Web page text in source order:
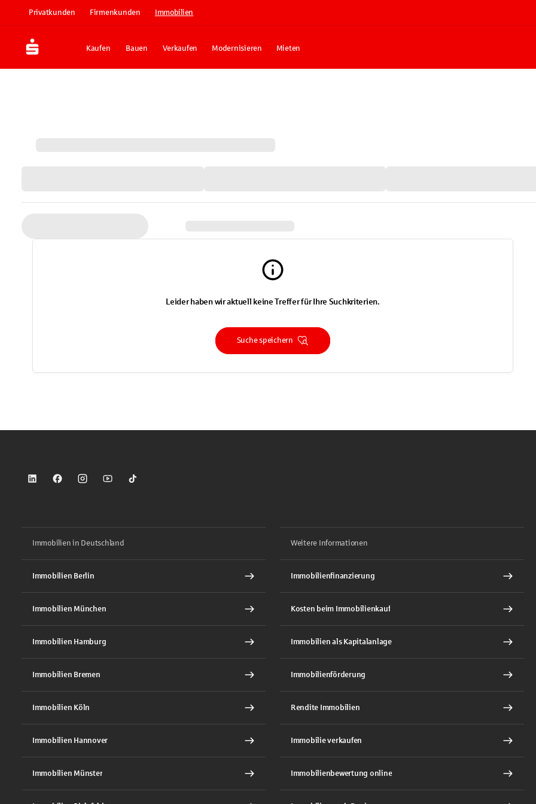
Privatkunden Firmenkunden Immobilien
Kaufen Bauen Verkaufen Modernisieren Mieten
Leider haben wir aktuell keine Treffer für Ihre Suchkriterien.
Suche speichern
Sparkasse auf LinkedIn
Sparkasse auf Facebook
Sparkasse auf Instagram
Sparkasse auf YouTube
Sparkasse auf TikTok
Immobilien in Deutschland
Immobilien Berlin
Immobilien München
Immobilien Hamburg
Immobilien Bremen
Immobilien Köln
Immobilien Hannover
Immobilien Münster
Weitere Informationen
Immobilienfinanzierung
Kosten beim Immobilienkauf
Immobilien als Kapitalanlage
Immobilienförderung
Rendite Immobilien
Immobilie verkaufen
Immobilienbewertung online